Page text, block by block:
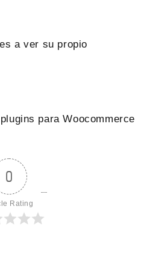
a ver su propio
para Woocommerce
0
Rating